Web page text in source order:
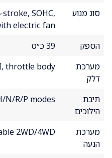
סוג מנוע
SOHC,
electric fan
הספק
39 כ״ס
מערכת
דלק
throttle body
תיבת
הילוכים
N/R/P modes
מערכת
הנעה
2WD/4WD